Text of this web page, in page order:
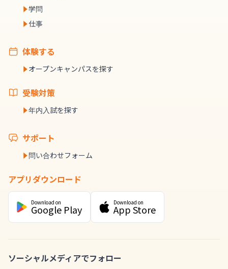
学問
仕事
体験する
オープンキャンパスを探す
受験対策
年内入試を探す
サポート
問い合わせフォーム
アプリダウンロード
Download on
Google Play
Download on
App Store
ソーシャルメディアでフォロー